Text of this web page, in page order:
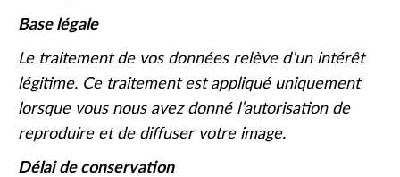
Base légale
Le traitement de vos données relève d’un intérêt
légitime. Ce traitement est appliqué uniquement
lorsque vous nous avez donné l’autorisation de
reproduire et de diffuser votre image.
Délai de conservation